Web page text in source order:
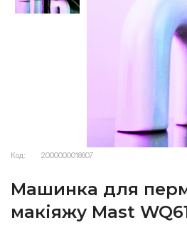
Код: 2000000018607
Машинка для
макіяжу Mast